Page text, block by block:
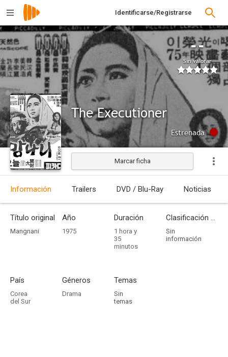
Identificarse/Registrarse
--
Sin valorar
The Executioner
Estrenada
Marcar ficha
Información Trailers DVD / Blu-Ray Noticias
Título original
Mangnani
Año
1975
Duración
1 hora y
35
minutos
Clasificación por edades
Sin
información
País
Corea
del Sur
Géneros
Drama
Temas
Sin
temas